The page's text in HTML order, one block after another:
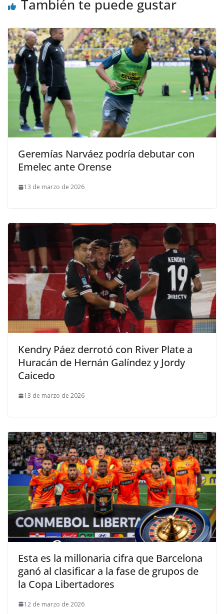
También te puede gustar
Geremías Narváez podría debutar con
Emelec ante Orense
13 de marzo de 2026
Kendry Páez derrotó con River Plate a
Huracán de Hernán Galíndez y Jordy
Caicedo
13 de marzo de 2026
Esta es la millonaria cifra que Barcelona
ganó al clasificar a la fase de grupos de
la Copa Libertadores
12 de marzo de 2026